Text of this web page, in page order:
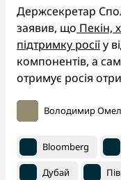
Держсекретар
заявив, що Пекін,
підтримку росіїу
компонентів, а
отримує росія
Володимир
Bloomberg
Дубай